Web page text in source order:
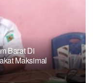
Barat Di
Maksimal